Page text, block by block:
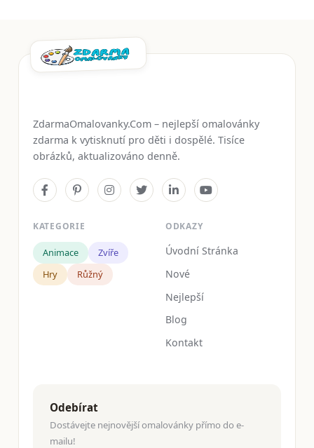
ZdarmaOmalovanky.Com – nejlepší omalovánky
zdarma k vytisknutí pro děti i dospělé. Tisíce
obrázků, aktualizováno denně.
KATEGORIE
Animace
Zvíře
Hry
Růžný
ODKAZY
Úvodní Stránka
Nové
Nejlepší
Blog
Kontakt
Odebírat
Dostávejte nejnovější omalovánky přímo do e-
mailu!